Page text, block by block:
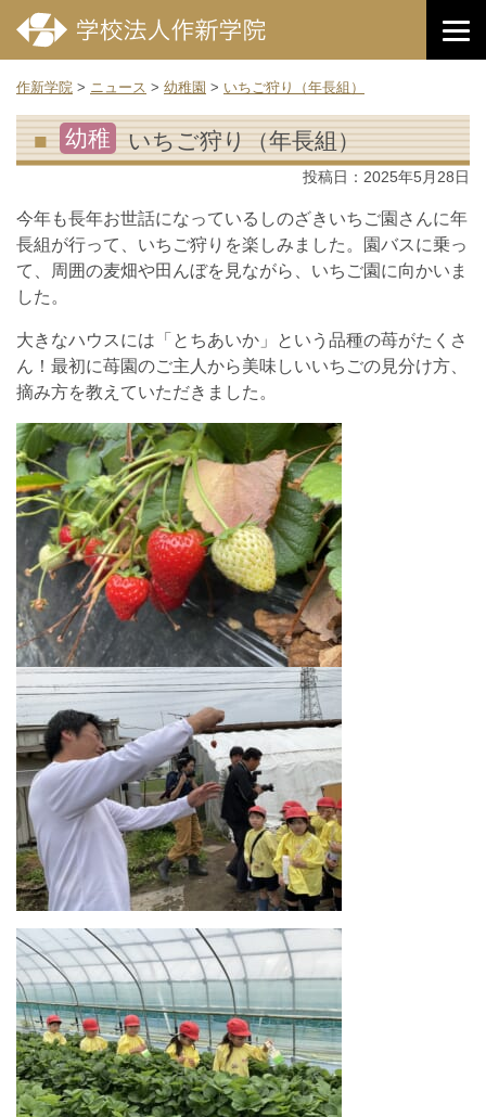
作新学院 > ニュース > 幼稚園 > いちご狩り（年長組）
幼稚 いちご狩り（年長組）
投稿日： 2025年5月28日
今年も長年お世話になっているしのざきいちご園さんに年
長組が行って、いちご狩りを楽しみました。園バスに乗っ
て、周囲の麦畑や田んぼを見ながら、いちご園に向かいま
した。
大きなハウスには「とちあいか」という品種の苺がたくさ
ん！最初に苺園のご主人から美味しいいちごの見分け方、
摘み方を教えていただきました。